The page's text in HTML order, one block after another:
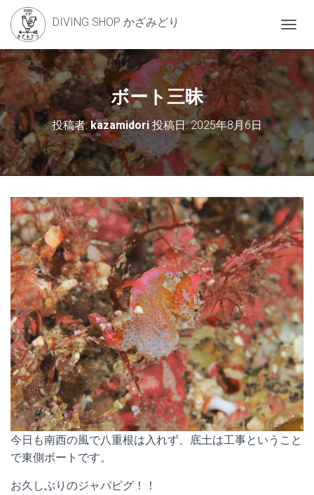
DIVING SHOP かざみどり
ビ
切
り
替
ボート三昧
投稿者:kazamidori投稿日:2025年8月6日
今日も南西の風で八重根は入れず、底土は工事ということ
で東側ボートです。
お久しぶりのジャパピグ！！